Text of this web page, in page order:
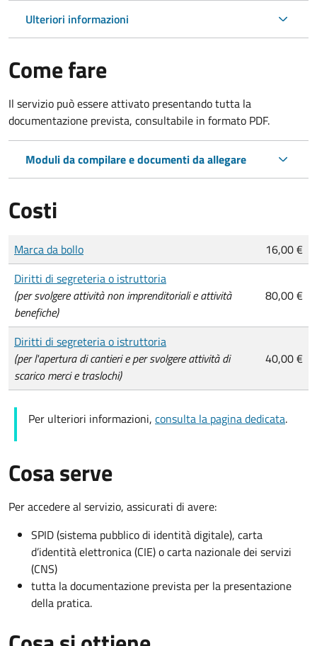
Ulteriori informazioni
Come fare
Il servizio può essere attivato presentando tutta la
documentazione prevista, consultabile in formato PDF.
Moduli da compilare e documenti da allegare
Costi
Tipo di pagamento
Importo
Marca da bollo
16,00 €
Diritti di segreteria o istruttoria
(per svolgere attività non imprenditoriali e attività
benefiche)
80,00 €
Diritti di segreteria o istruttoria
(per l'apertura di cantieri e per svolgere attività di
scarico merci e traslochi)
40,00 €
Per ulteriori informazioni, consulta la pagina dedicata.
Cosa serve
Per accedere al servizio, assicurati di avere:
SPID (sistema pubblico di identità digitale), carta
d’identità elettronica (CIE) o carta nazionale dei servizi
(CNS)
tutta la documentazione prevista per la presentazione
della pratica.